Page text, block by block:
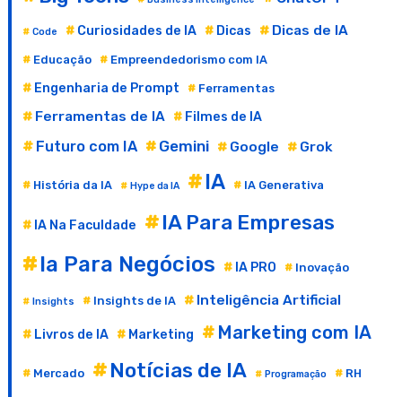
Code Curiosidades de IA Dicas Dicas de IA
Educação Empreendedorismo com IA
Engenharia de Prompt Ferramentas
Ferramentas de IA Filmes de IA
Futuro com IA Gemini Google Grok
História da IA Hype da IA IA IA Generativa
IA Na Faculdade IA Para Empresas
Ia Para Negócios IA PRO Inovação
Insights Insights de IA Inteligência Artificial
Livros de IA Marketing Marketing com IA
Mercado Notícias de IA Programação RH